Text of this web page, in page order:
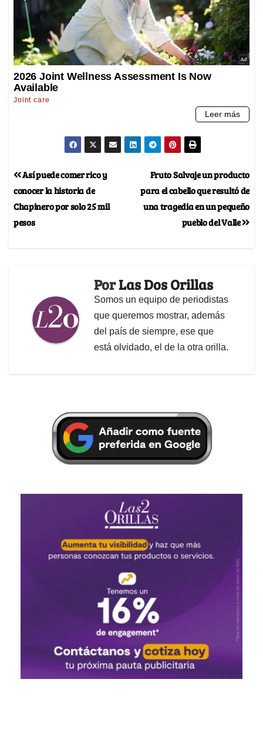
Fruto Salvaje un producto
para el cabello que resultó de
una tragedia en un pequeño
pueblo del Valle
Así puede comer rico y
conocer la historia de
Chapinero por solo 25 mil
pesos
PorLas Dos Orillas
Somos un equipo de periodistas
que queremos mostrar, además
del país de siempre, ese que
está olvidado, el de la otra orilla.